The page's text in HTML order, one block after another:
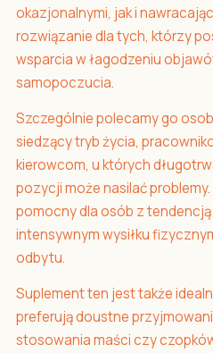
okazjonalnymi, jak i
rozwiązanie dla tych, którzy
wsparcia w łagodzeniu
samopoczucia.
Szczególnie polecamy go
siedzący tryb życia,
kierowcom, u których
pozycji może nasilać
pomocny dla osób z
intensywnym wysiłku
odbytu.
Suplement ten jest także
preferują doustne
stosowania maści czy